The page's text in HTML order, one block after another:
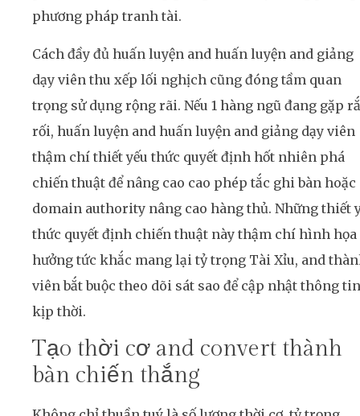
phương pháp tranh tài.
Cách đầy đủ huấn luyện and huấn luyện and giảng
dạy viên thu xếp lối nghịch cũng đóng tầm quan
trọng sử dụng rộng rãi. Nếu 1 hàng ngũ đang gặp
rối, huấn luyện and huấn luyện and giảng dạy viên
thậm chí thiết yếu thức quyết định hốt nhiên phá
chiến thuật để nâng cao cao phép tắc ghi bàn hoặc
domain authority nâng cao hàng thủ. Những thiết
thức quyết định chiến thuật này thậm chí hình họa
hưởng tức khắc mang lại tỷ trọng Tài Xỉu, and
viên bắt buộc theo dõi sát sao để cập nhật thông tin
kịp thời.
Tạo thời cơ and convert thành
bàn chiến thắng